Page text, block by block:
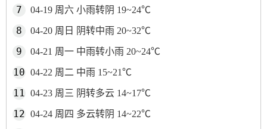
04-19 周六 小雨转阴 19~24℃
04-20 周日 阴转中雨 20~32℃
04-21 周一 中雨转小雨 20~24℃
04-22 周二 中雨 15~21℃
04-23 周三 阴转多云 14~17℃
04-24 周四 多云转阴 14~22℃